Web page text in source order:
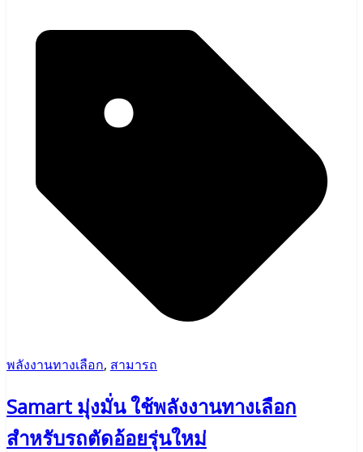
พลังงานทางเลือก, สามารถ
Samart มุ่งมั่น ใช้พลังงานทางเลือก
สำหรับรถตัดอ้อยรุ่นใหม่